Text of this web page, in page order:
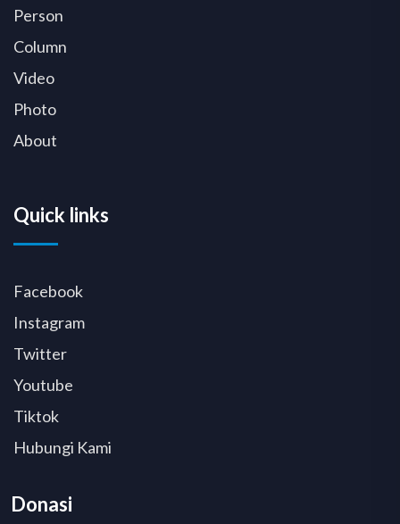
Person
Column
Video
Photo
About
Quick links
Facebook
Instagram
Twitter
Youtube
Tiktok
Hubungi Kami
Donasi